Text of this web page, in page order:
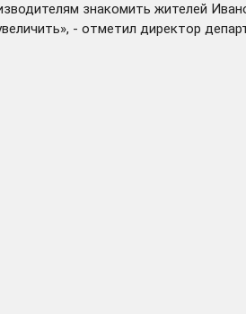
знакомить жителей
- отметил директор